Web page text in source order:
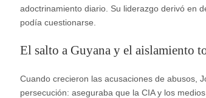
adoctrinamiento diario. Su liderazgo derivó en
podía cuestionarse.
El salto a Guyana y el aislamiento
Cuando crecieron las acusaciones de abusos,
persecución: aseguraba que la CIA y los